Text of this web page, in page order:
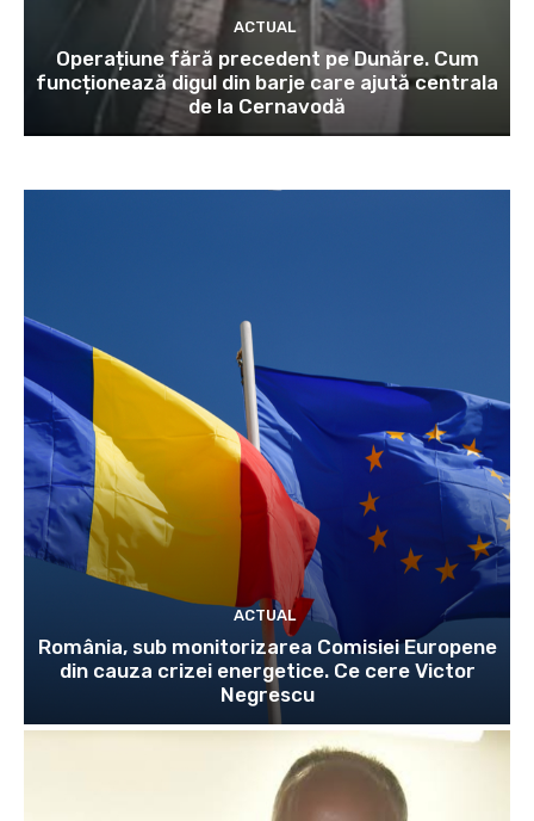
ACTUAL
Operațiune fără precedent pe Dunăre. Cum
funcționează digul din barje care ajută centrala
de la Cernavodă
ACTUAL
România, sub monitorizarea Comisiei Europene
din cauza crizei energetice. Ce cere Victor
Negrescu